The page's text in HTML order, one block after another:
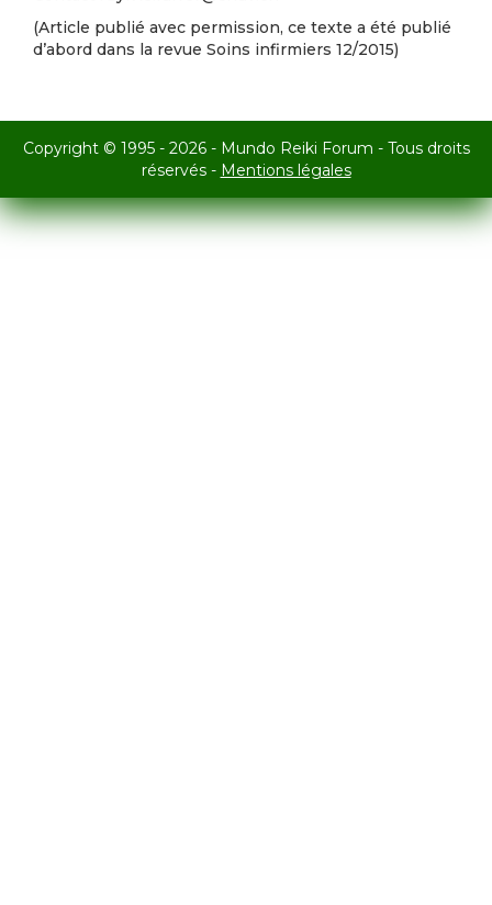
(Article publié avec permission, ce texte a été publié
d’abord dans la revue Soins infirmiers 12/2015)
Copyright © 1995 - 2026 - Mundo Reiki Forum - Tous droits
réservés - Mentions légales